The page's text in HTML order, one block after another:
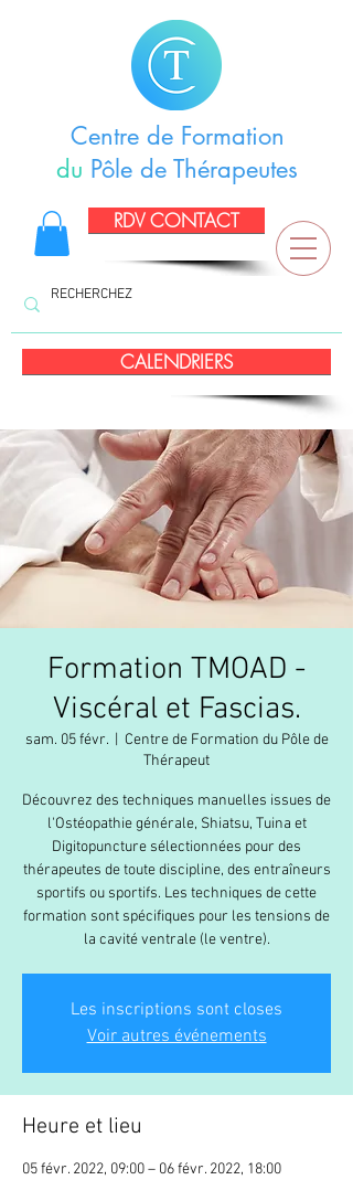
Centre de Formation
du Pôle de Thérapeutes
RDV CONTACT
CALENDRIERS
Formation TMOAD -
Viscéral et Fascias.
sam. 05 févr.
  |
Centre de Formation du Pôle de
Thérapeut
Découvrez des techniques manuelles issues de
l'Ostéopathie générale, Shiatsu, Tuina et
Digitopuncture sélectionnées pour des
thérapeutes de toute discipline, des entraîneurs
sportifs ou sportifs. Les techniques de cette
formation sont spécifiques pour les tensions de
la cavité ventrale (le ventre).
Les inscriptions sont closes
Voir autres événements
Heure et lieu
05 févr. 2022, 09:00 – 06 févr. 2022, 18:00